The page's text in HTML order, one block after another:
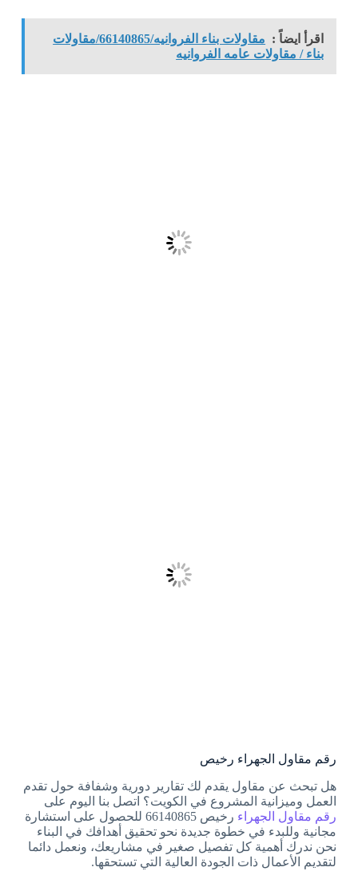
اقرأ ايضاً :
مقاولات بناء الفروانيه/66140865/مقاولات
بناء / مقاولات عامه الفروانيه
رقم مقاول الجهراء رخيص
هل تبحث عن مقاول يقدم لك تقارير دورية وشفافة حول تقدم
العمل وميزانية المشروع في الكويت؟ اتصل بنا اليوم على
رقم مقاول الجهراء
رخيص 66140865 للحصول على استشارة
مجانية وللبدء في خطوة جديدة نحو تحقيق أهدافك في البناء
نحن ندرك أهمية كل تفصيل صغير في مشاريعك، ونعمل دائما
لتقديم الأعمال ذات الجودة العالية التي تستحقها.